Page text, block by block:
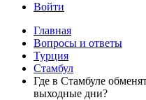
Войти
Главная
Вопросы и ответы
Турция
Стамбул
Где в Стамбуле
выходные дни?